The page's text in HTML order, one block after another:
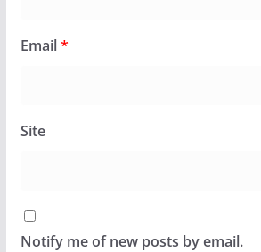
Email*
Site
Notify me of new posts by email.